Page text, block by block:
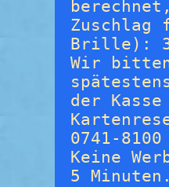
Zuschlag
Brille):
Wir
der Kasse
0741-
Keine
5 Minuten.